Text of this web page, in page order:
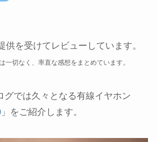
供を受けてレビューしています。
一切なく、率直な感想をまとめています。
グでは久々となる有線イヤホン
」をご紹介します。